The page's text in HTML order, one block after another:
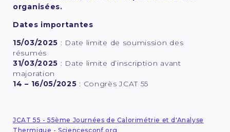
organisées.
Dates importantes
15/03/2025 : Date limite de soumission des
résumés
31/03/2025 : Date limite d’inscription avant
majoration
14 – 16/05/2025 : Congrès JCAT 55
JCAT 55 - 55ème Journées de Calorimétrie et d'Analyse
Thermique - Sciencesconf.org